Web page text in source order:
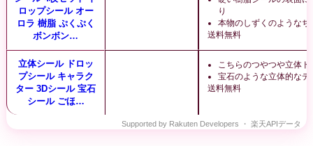
ロップシール オー
ロラ 樹脂 ぷくぷく
ボンボン…
り
本物のしずくのようなち
送料無料
立体シール ドロッ
プシール キャラク
ター 3Dシール 宝石
シール ごほ…
こちらのつやつや立体
宝石のような立体的なデ
送料無料